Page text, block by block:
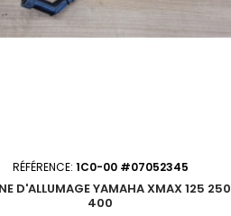
RÉFÉRENCE: 1C0-00 #07052345
D'ALLUMAGE YAMAHA XMAX 125 250
400